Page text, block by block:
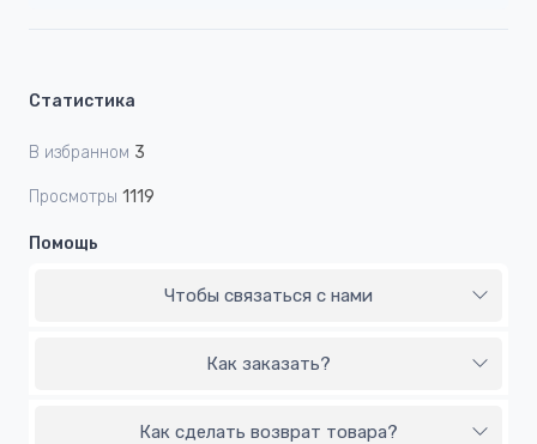
Статистика
В избранном 3
Просмотры 1119
Помощь
Чтобы связаться с нами
Как заказать?
Как сделать возврат товара?